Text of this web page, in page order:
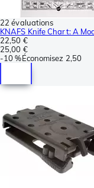
22 évaluations
KNAFS Knife Chart: A
22,50 €
25,00 €
-10 %Économisez 2,50